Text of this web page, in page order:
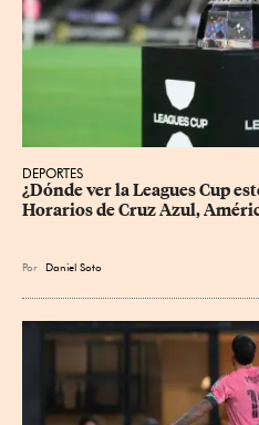
DEPORTES
¿Dónde ver la Leagues Cup
Horarios de Cruz Azul,
Por Daniel Soto